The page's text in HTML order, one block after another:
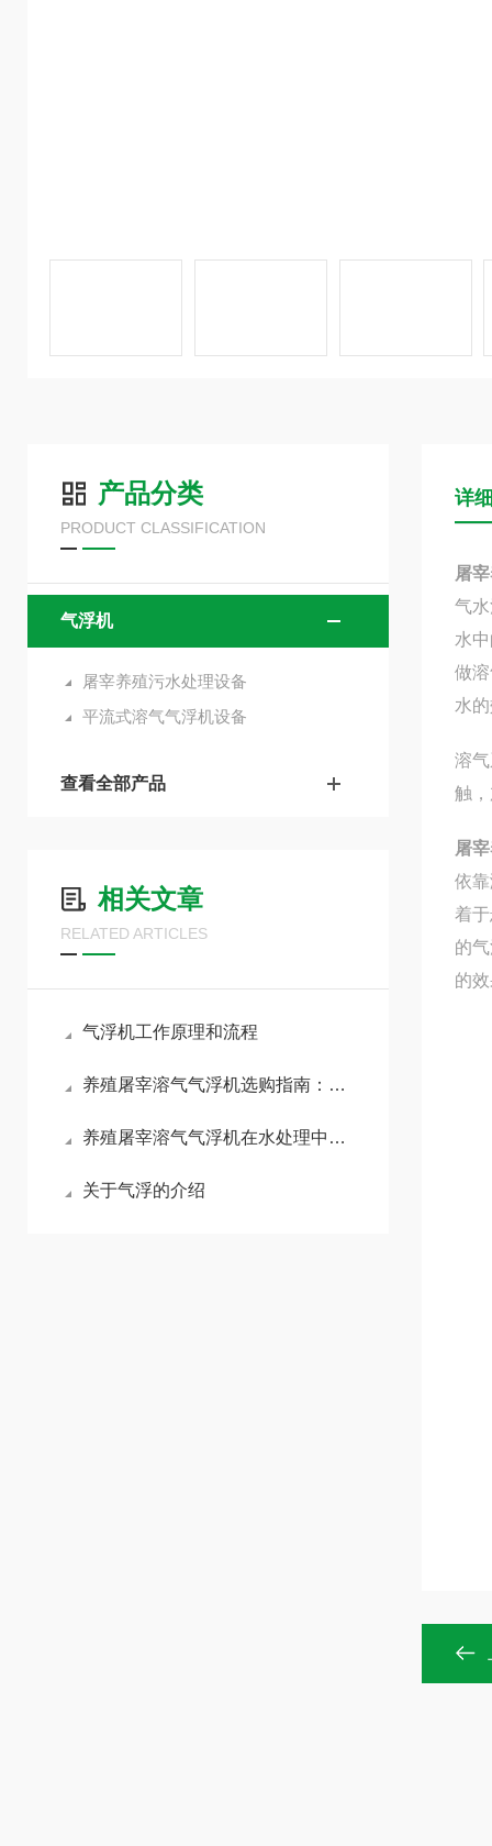
产品分类
PRODUCT CLASSIFICATION
气浮机
屠宰养殖污水处理设备
平流式溶气气浮机设备
查看全部产品
相关文章
RELATED ARTICLES
气浮机工作原理和流程
养殖屠宰溶气气浮机选购指南：高浓污水适配与核心参数解析
养殖屠宰溶气气浮机在水处理中的重要性
关于气浮的介绍
详
屠
气
水
做
水
溶
触
屠
依
着
的
的